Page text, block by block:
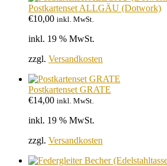
Postkartenset ALLGÄU (Dotwork)
€10,00 inkl. MwSt.
inkl. 19 % MwSt.
zzgl. Versandkosten
Postkartenset GRATE
€14,00 inkl. MwSt.
inkl. 19 % MwSt.
zzgl. Versandkosten